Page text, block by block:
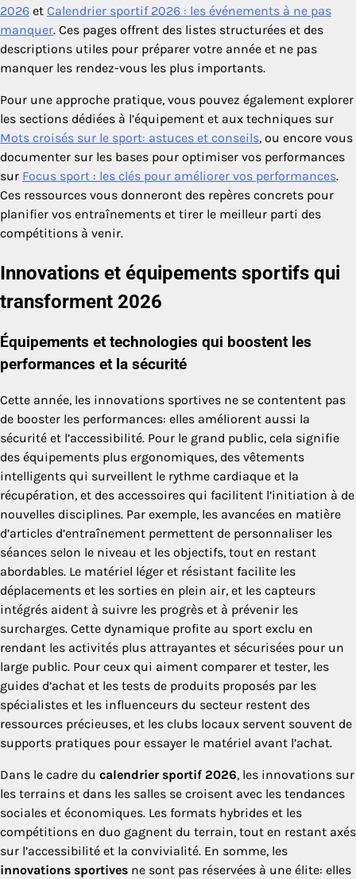
2026 et Calendrier sportif 2026 : les événements à ne pas
manquer. Ces pages offrent des listes structurées et des
descriptions utiles pour préparer votre année et ne pas
manquer les rendez-vous les plus importants.
Pour une approche pratique, vous pouvez également explorer
les sections dédiées à l’équipement et aux techniques sur
Mots croisés sur le sport: astuces et conseils, ou encore vous
documenter sur les bases pour optimiser vos performances
sur Focus sport : les clés pour améliorer vos performances.
Ces ressources vous donneront des repères concrets pour
planifier vos entraînements et tirer le meilleur parti des
compétitions à venir.
Innovations et équipements sportifs qui
transforment 2026
Équipements et technologies qui boostent les
performances et la sécurité
Cette année, les innovations sportives ne se contentent pas
de booster les performances: elles améliorent aussi la
sécurité et l’accessibilité. Pour le grand public, cela signifie
des équipements plus ergonomiques, des vêtements
intelligents qui surveillent le rythme cardiaque et la
récupération, et des accessoires qui facilitent l’initiation à de
nouvelles disciplines. Par exemple, les avancées en matière
d’articles d’entraînement permettent de personnaliser les
séances selon le niveau et les objectifs, tout en restant
abordables. Le matériel léger et résistant facilite les
déplacements et les sorties en plein air, et les capteurs
intégrés aident à suivre les progrès et à prévenir les
surcharges. Cette dynamique profite au sport exclu en
rendant les activités plus attrayantes et sécurisées pour un
large public. Pour ceux qui aiment comparer et tester, les
guides d’achat et les tests de produits proposés par les
spécialistes et les influenceurs du secteur restent des
ressources précieuses, et les clubs locaux servent souvent de
supports pratiques pour essayer le matériel avant l’achat.
Dans le cadre du calendrier sportif 2026, les innovations sur
les terrains et dans les salles se croisent avec les tendances
sociales et économiques. Les formats hybrides et les
compétitions en duo gagnent du terrain, tout en restant axés
sur l’accessibilité et la convivialité. En somme, les
innovations sportives ne sont pas réservées à une élite: elles